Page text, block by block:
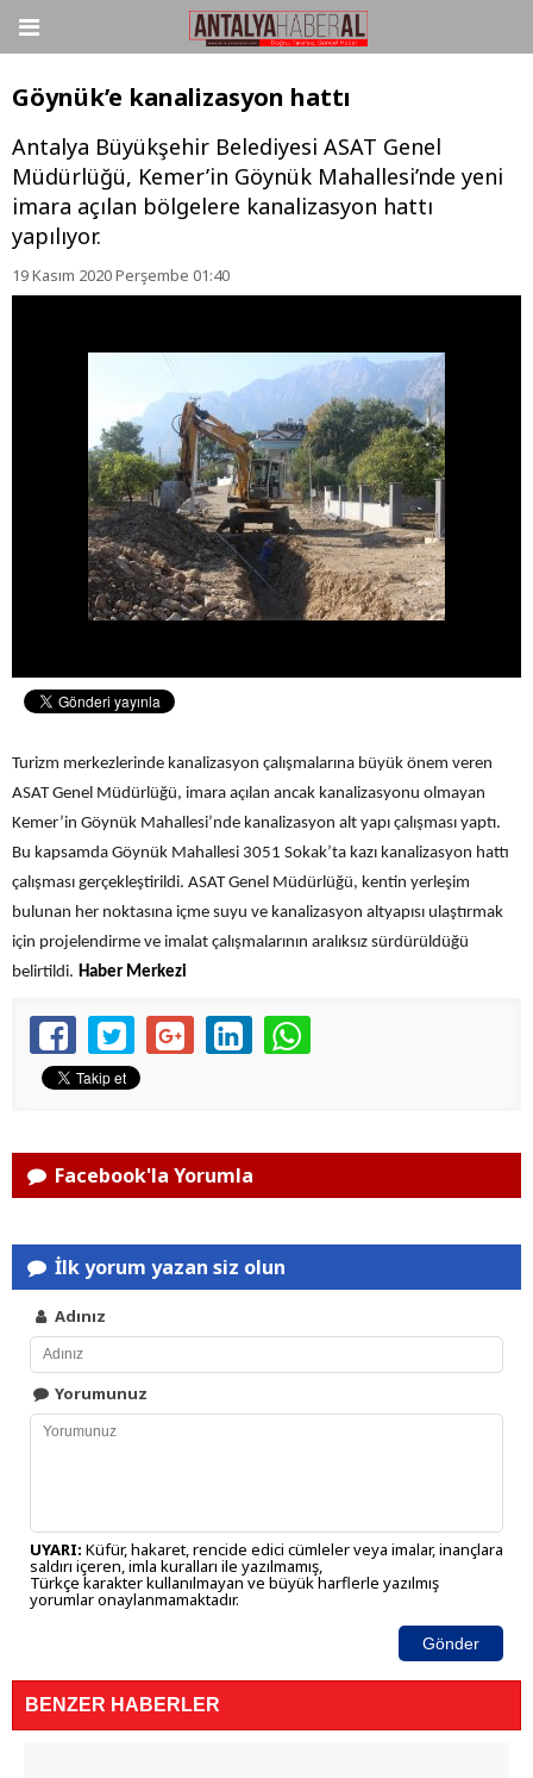
Göynük’e kanalizasyon hattı
Antalya Büyükşehir Belediyesi ASAT Genel
Müdürlüğü, Kemer’in Göynük Mahallesi’nde yeni
imara açılan bölgelere kanalizasyon hattı
yapılıyor.
19 Kasım 2020 Perşembe 01:40
Turizm merkezlerinde kanalizasyon çalışmalarına büyük önem veren
ASAT Genel Müdürlüğü, imara açılan ancak kanalizasyonu olmayan
Kemer’in Göynük Mahallesi’nde kanalizasyon alt yapı çalışması yaptı.
Bu kapsamda Göynük Mahallesi 3051 Sokak’ta kazı kanalizasyon hattı
çalışması gerçekleştirildi. ASAT Genel Müdürlüğü, kentin yerleşim
bulunan her noktasına içme suyu ve kanalizasyon altyapısı ulaştırmak
için projelendirme ve imalat çalışmalarının aralıksız sürdürüldüğü
belirtildi. Haber Merkezi
Facebook'la Yorumla
İlk yorum yazan siz olun
Adınız
Yorumunuz
UYARI: Küfür, hakaret, rencide edici cümleler veya imalar, inançlara
saldırı içeren, imla kuralları ile yazılmamış,
Türkçe karakter kullanılmayan ve büyük harflerle yazılmış
yorumlar onaylanmamaktadır.
Gönder
BENZER HABERLER